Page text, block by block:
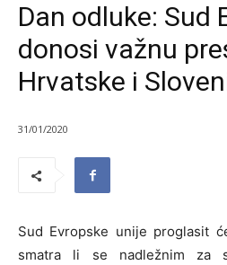
Dan odluke: Sud
donosi važnu
Hrvatske i
31/01/2020
Sud Evropske unije proglasit
smatra li se nadležnim za